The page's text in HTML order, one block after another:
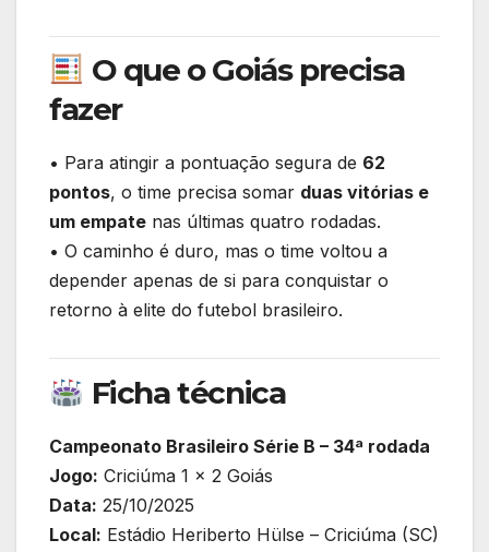
O que o Goiás precisa
fazer
• Para atingir a pontuação segura de 62
pontos, o time precisa somar duas vitórias e
um empate nas últimas quatro rodadas.
• O caminho é duro, mas o time voltou a
depender apenas de si para conquistar o
retorno à elite do futebol brasileiro.
Ficha técnica
Campeonato Brasileiro Série B – 34ª rodada
Jogo: Criciúma 1 x 2 Goiás
Data: 25/10/2025
Local: Estádio Heriberto Hülse – Criciúma (SC)